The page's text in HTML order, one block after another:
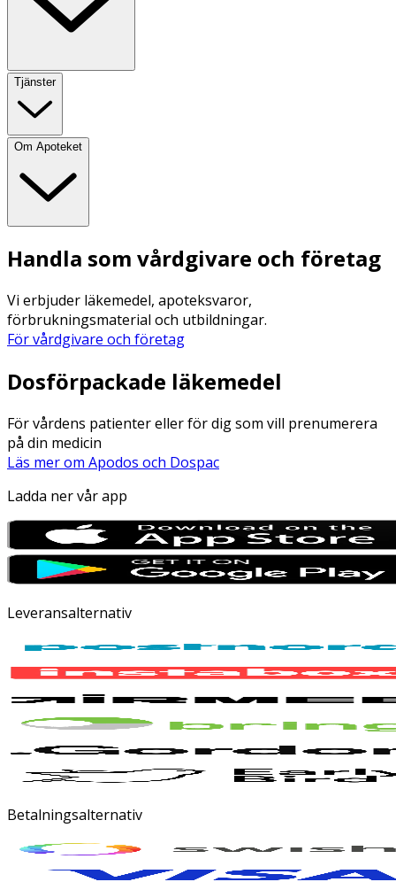
Tjänster
Om Apoteket
Handla som vårdgivare och företag
Vi erbjuder läkemedel, apoteksvaror,
förbrukningsmaterial och utbildningar.
För vårdgivare och företag
Dosförpackade läkemedel
För vårdens patienter eller för dig som vill prenumerera
på din medicin
Läs mer om Apodos och Dospac
Ladda ner vår app
Leveransalternativ
Betalningsalternativ